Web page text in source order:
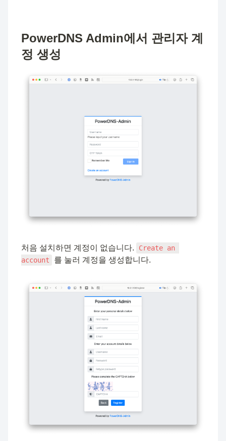
PowerDNS Admin에서 관리자 계
정 생성
처음 설치하면 계정이 없습니다.
Create an
account
를 눌러 계정을 생성합니다.